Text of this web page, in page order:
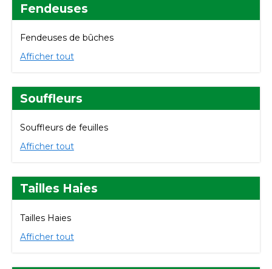
Fendeuses
Fendeuses de bûches
Afficher tout
Souffleurs
Souffleurs de feuilles
Afficher tout
Tailles Haies
Tailles Haies
Afficher tout